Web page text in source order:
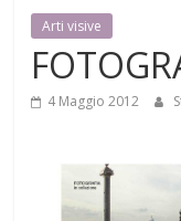
Mensile
arte,
cultura,
curiosità
Arti visive
4 Maggio 2012